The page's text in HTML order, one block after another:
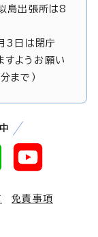
島出張所は8
3日は閉庁
すようお願い
まで）
免責事項